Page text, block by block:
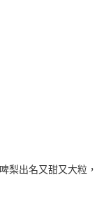
梨出名又甜又大粒，